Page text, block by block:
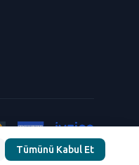
Tümünü Kabul Et